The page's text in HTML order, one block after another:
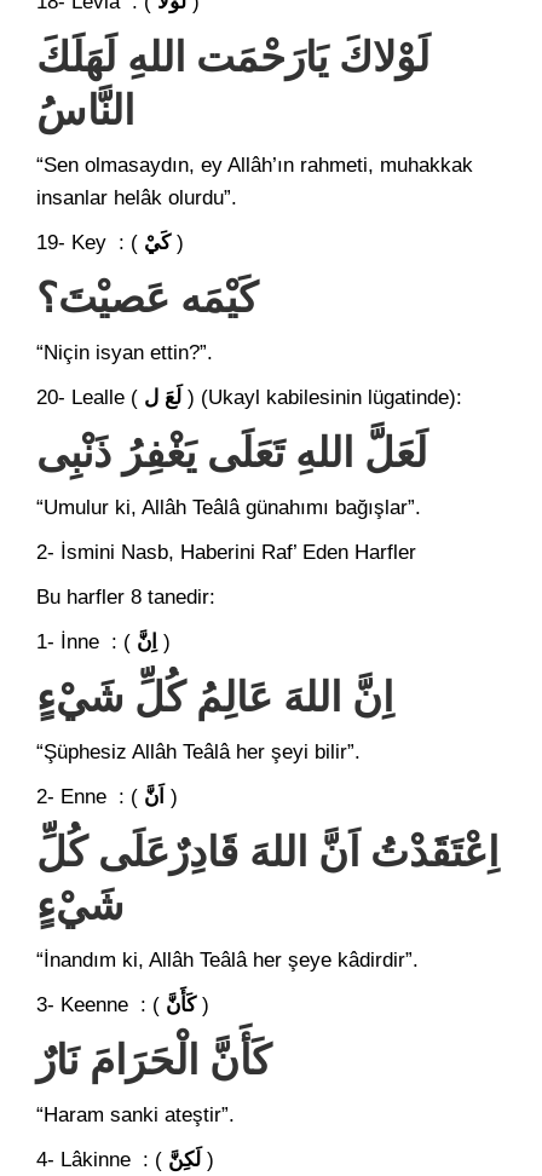
لَوْلاكَ يَارَحْمَت اللهِ لَهَلَكَ
النَّاسُ
“Sen olmasaydın, ey Allâh’ın rahmeti, muhakkak
insanlar helâk olurdu”.
19- Key : ( كَيْ)
كَيْمَه عَصيْتَ؟
“Niçin isyan ettin?”.
20- Lealle ( لَعَ ل ) (Ukayl kabilesinin lügatinde):
لَعَلَّ اللهِ تَعَلَى يَغْفِرُ ذَنْبِى
“Umulur ki, Allâh Teâlâ günahımı bağışlar”.
2- İsmini Nasb, Haberini Raf’ Eden Harfler
Bu harfler 8 tanedir:
1- İnne : ( اِنَّ )
اِنَّ اللهَ عَالِمُ كُلِّ شَيْءٍ
“Şüphesiz Allâh Teâlâ her şeyi bilir”.
2- Enne : ( اَنَّ )
اِعْتَقََدْتُ اَنَّ اللهَ قَادِرٌعَلَى كُلِّ
شَيْءٍ
“İnandım ki, Allâh Teâlâ her şeye kâdirdir”.
3- Keenne : ( كَأَنَّ)
كَأَنَّ الْحَرَامَ نَارٌ
“Haram sanki ateştir”.
4- Lâkinne : ( لَكِنَّ )